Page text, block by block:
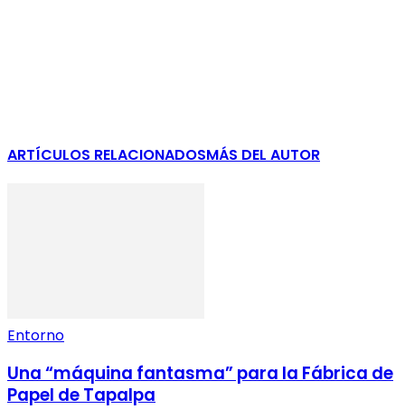
ARTÍCULOS RELACIONADOSMÁS DEL AUTOR
Entorno
Una “máquina fantasma” para la Fábrica de
Papel de Tapalpa